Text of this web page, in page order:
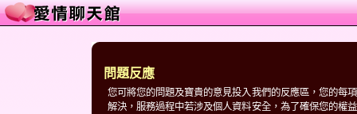
問題反應
您可將您的問題及寶貴的意見投入我們的反應區，您的每
解決，服務過程中若涉及個人資料安全，為了確保您的權